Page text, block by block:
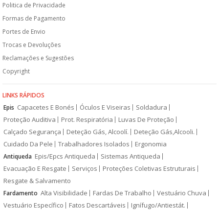
Politica de Privacidade
Formas de Pagamento
Portes de Envio
Trocas e Devoluções
Reclamações e Sugestões
Copyright
LINKS RÁPIDOS
Epis Capacetes E Bonés Óculos E Viseiras
Soldadura
Proteção Auditiva
Prot. Respiratória
Luvas De Proteção
Calçado Segurança
Deteção Gás, Alcoolí.
Deteção Gás,Alcooli.
Cuidado Da Pele
Trabalhadores Isolados Ergonomia
Antiqueda Epis/Epcs Antiqueda
Sistemas Antiqueda
Evacuação E Resgate
Serviços
Proteções Coletivas Estruturais
Resgate & Salvamento
Fardamento Alta Visibilidade Fardas De Trabalho
Vestuário Chuva
Vestuário Específico
Fatos Descartáveis
Ignífugo/Antiestát.